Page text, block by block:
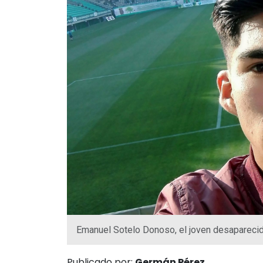
Emanuel Sotelo Donoso, el joven